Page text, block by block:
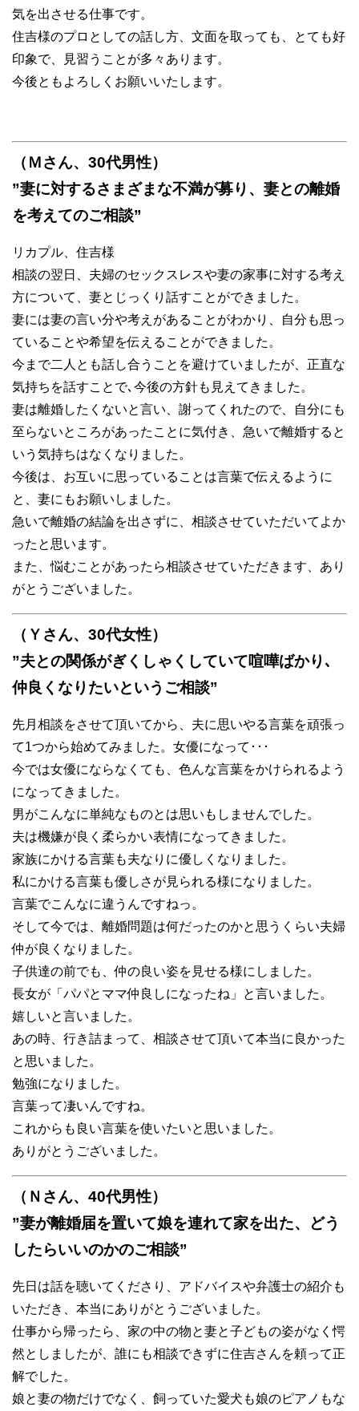
気を出させる仕事です。
住吉様のプロとしての話し方、文面を取っても、とても好
印象で、見習うことが多々あります。
今後ともよろしくお願いいたします。
（Ｍさん、30代男性）
”妻に対するさまざまな不満が募り、妻との離婚
を考えてのご相談”
リカプル、住吉様
相談の翌日、夫婦のセックスレスや妻の家事に対する考え
方について、妻とじっくり話すことができました。
妻には妻の言い分や考えがあることがわかり、自分も思っ
ていることや希望を伝えることができました。
今まで二人とも話し合うことを避けていましたが、正直な
気持ちを話すことで､今後の方針も見えてきました。
妻は離婚したくないと言い、謝ってくれたので、自分にも
至らないところがあったことに気付き、急いで離婚すると
いう気持ちはなくなりました。
今後は、お互いに思っていることは言葉で伝えるように
と、妻にもお願いしました。
急いで離婚の結論を出さずに、相談させていただいてよか
ったと思います。
また、悩むことがあったら相談させていただきます、あり
がとうございました。
（Ｙさん、30代女性）
”夫との関係がぎくしゃくしていて喧嘩ばかり､
仲良くなりたいというご相談”
先月相談をさせて頂いてから、夫に思いやる言葉を頑張っ
て1つから始めてみました。女優になって･･･
今では女優にならなくても、色んな言葉をかけられるよう
になってきました。
男がこんなに単純なものとは思いもしませんでした。
夫は機嫌が良く柔らかい表情になってきました。
家族にかける言葉も夫なりに優しくなりました。
私にかける言葉も優しさが見られる様になりました。
言葉でこんなに違うんですねっ。
そして今では、離婚問題は何だったのかと思うくらい夫婦
仲が良くなりました。
子供達の前でも、仲の良い姿を見せる様にしました。
長女が「パパとママ仲良しになったね」と言いました。
嬉しいと言いました。
あの時、行き詰まって、相談させて頂いて本当に良かった
と思いました。
勉強になりました。
言葉って凄いんですね。
これからも良い言葉を使いたいと思いました。
ありがとうございました。
（Ｎさん、40代男性）
”妻が離婚届を置いて娘を連れて家を出た、どう
したらいいのかのご相談”
先日は話を聴いてくださり、アドバイスや弁護士の紹介も
いただき、本当にありがとうございました。
仕事から帰ったら、家の中の物と妻と子どもの姿がなく愕
然としましたが、誰にも相談できずに住吉さんを頼って正
解でした。
娘と妻の物だけでなく、飼っていた愛犬も娘のピアノもな